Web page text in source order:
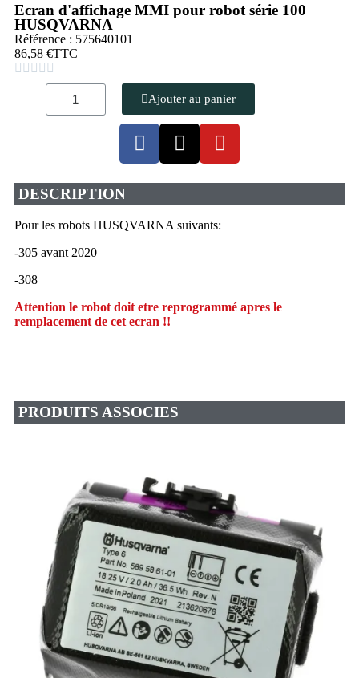
Ecran d'affichage MMI pour robot série 100
HUSQVARNA
Référence : 575640101
86,58 €TTC
    
Ajouter au panier
DESCRIPTION
Pour les robots HUSQVARNA suivants:
-305 avant 2020
-308
Attention le robot doit etre reprogrammé apres le
remplacement de cet ecran !!
PRODUITS ASSOCIES